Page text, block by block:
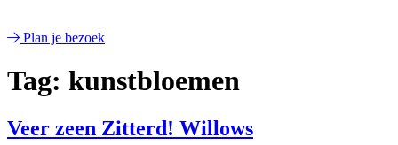
Plan je bezoek
Tag: kunstbloemen
Veer zeen Zitterd! Willows